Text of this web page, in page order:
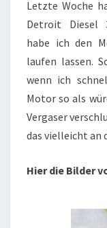
Letzte Woche
Detroit Diesel
habe ich den
laufen lassen.
wenn ich
Motor so als
Vergaser
das vielleicht
Hier die Bilder